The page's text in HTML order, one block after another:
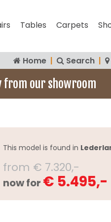
Tables Carpets
Home | Search |
our showroom
This model is found in
from € 7.320,-
now for € 5.495,-